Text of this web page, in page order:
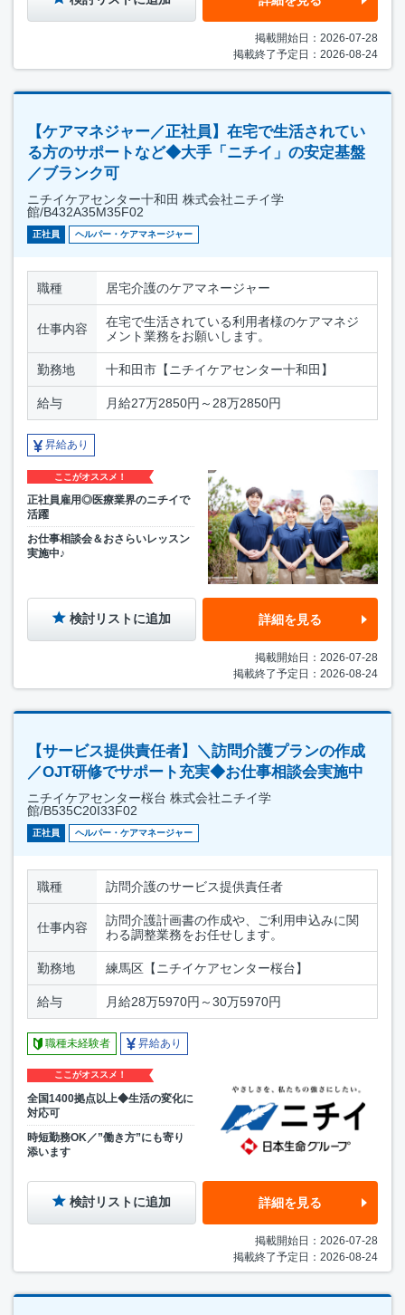
掲載開始日：2026-07-28
掲載終了予定日：2026-08-24
【ケアマネジャー／正社員】在宅で生活されてい
る方のサポートなど◆大手「ニチイ」の安定基盤
／ブランク可
ニチイケアセンター十和田 株式会社ニチイ学
館/B432A35M35F02
正社員 ヘルパー・ケアマネージャー
職種 居宅介護のケアマネージャー
仕事内容
在宅で生活されている利用者様のケアマネジ
メント業務をお願いします。
勤務地 十和田市【ニチイケアセンター十和田】
給与 月給27万2850円～28万2850円
昇給あり
ここがオススメ！
正社員雇用◎医療業界のニチイで
活躍
お仕事相談会＆おさらいレッスン
実施中♪
検討リストに追加 詳細を見る
掲載開始日：2026-07-28
掲載終了予定日：2026-08-24
【サービス提供責任者】＼訪問介護プランの作成
／OJT研修でサポート充実◆お仕事相談会実施中
ニチイケアセンター桜台 株式会社ニチイ学
館/B535C20I33F02
正社員 ヘルパー・ケアマネージャー
職種 訪問介護のサービス提供責任者
仕事内容
訪問介護計画書の作成や、ご利用申込みに関
わる調整業務をお任せします。
勤務地 練馬区【ニチイケアセンター桜台】
給与 月給28万5970円～30万5970円
職種未経験者 昇給あり
ここがオススメ！
全国1400拠点以上◆生活の変化に
対応可
時短勤務OK／”働き方”にも寄り
添います
検討リストに追加 詳細を見る
掲載開始日：2026-07-28
掲載終了予定日：2026-08-24